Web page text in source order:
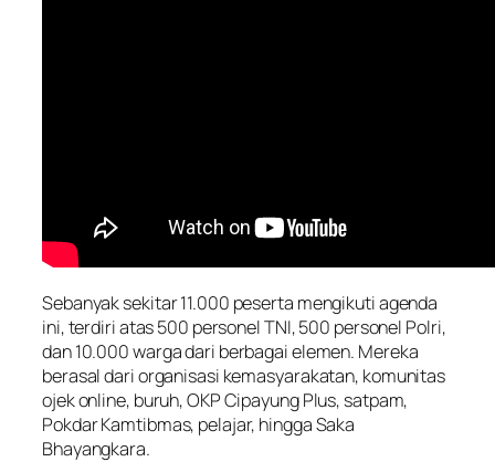
Sebanyak sekitar 11.000 peserta mengikuti agenda
ini, terdiri atas 500 personel TNI, 500 personel Polri,
dan 10.000 warga dari berbagai elemen. Mereka
berasal dari organisasi kemasyarakatan, komunitas
ojek online, buruh, OKP Cipayung Plus, satpam,
Pokdar Kamtibmas, pelajar, hingga Saka
Bhayangkara.